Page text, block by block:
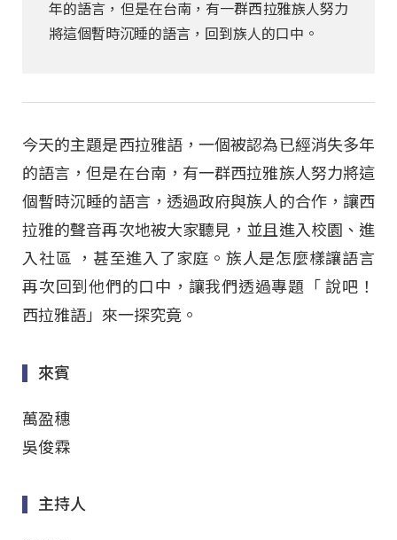
年的語言，但是在台南，有一群西拉雅族人努力
將這個暫時沉睡的語言，回到族人的口中。
今天的主題是西拉雅語，一個被認為已經消失多年
的語言，但是在台南，有一群西拉雅族人努力將這
個暫時沉睡的語言，透過政府與族人的合作，讓西
拉雅的聲音再次地被大家聽見，並且進入校園、進
入社區 ，甚至進入了家庭。族人是怎麼樣讓語言
再次回到他們的口中，讓我們透過專題「 說吧！
西拉雅語」來一探究竟。
來賓
萬盈穗
吳俊霖
主持人